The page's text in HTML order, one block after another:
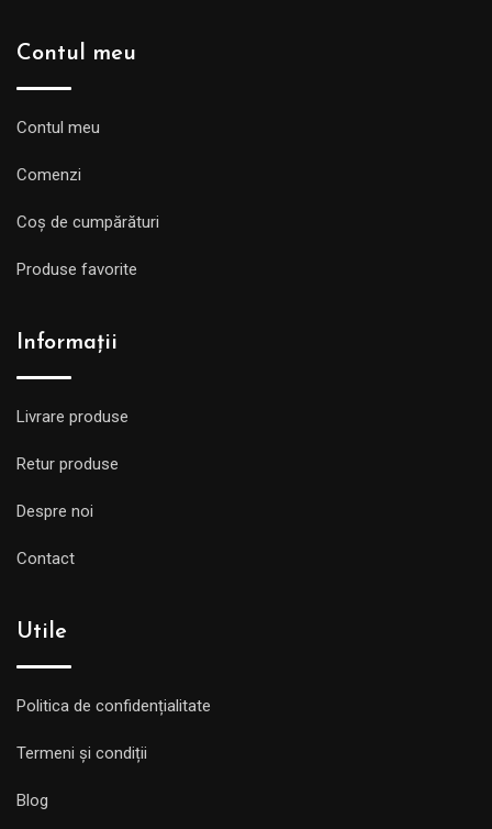
Contul meu
Contul meu
Comenzi
Coș de cumpărături
Produse favorite
Informații
Livrare produse
Retur produse
Despre noi
Contact
Utile
Politica de confidențialitate
Termeni și condiții
Blog